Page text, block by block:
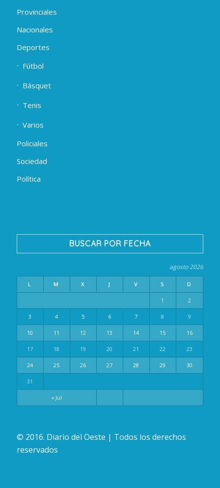
Provinciales
Nacionales
Deportes
Fútbol
Básquet
Tenis
Varios
Policiales
Sociedad
Política
BUSCAR POR FECHA
agosto 2026
L M X J V S D
« Jul
1 2
3 4 5 6 7 8 9
10 11 12 13 14 15 16
17 18 19 20 21 22 23
24 25 26 27 28 29 30
31
© 2016. Diario del Oeste | Todos los derechos
reservados